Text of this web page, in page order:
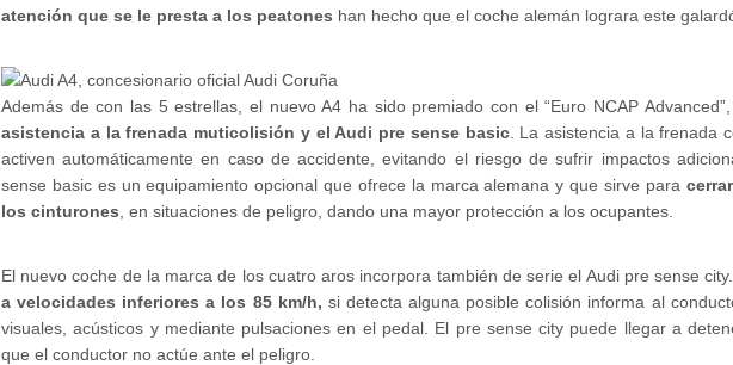
atención que se le presta a los peatones han hecho que el coche alemán lograra este
Además de con las 5 estrellas, el nuevo A4 ha sido premiado con el “Euro NCAP
asistencia a la frenada muticolisión y el Audi pre sense basic. La asistencia a la frenada
activen automáticamente en caso de accidente, evitando el riesgo de sufrir impactos
sense basic es un equipamiento opcional que ofrece la marca alemana y que sirve para
los cinturones , en situaciones de peligro, dando una mayor protección a los ocupantes.
El nuevo coche de la marca de los cuatro aros incorpora también de serie el Audi pre sense
a velocidades inferiores a los 85 km/h, si detecta alguna posible colisión informa al
visuales, acústicos y mediante pulsaciones en el pedal. El pre sense city puede llegar a
que el conductor no actúe ante el peligro.